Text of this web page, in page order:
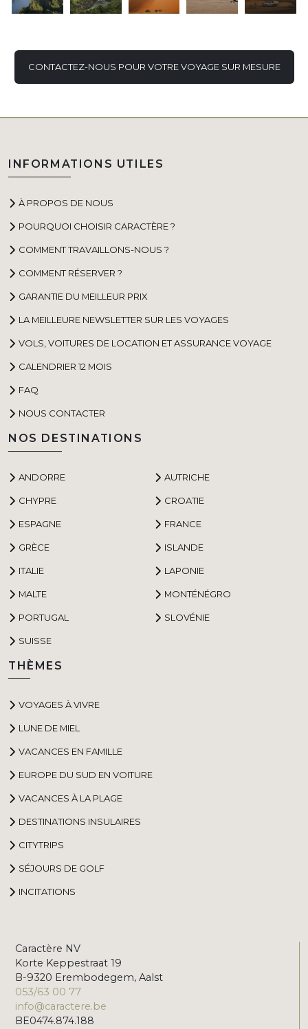
CONTACTEZ-NOUS POUR VOTRE VOYAGE SUR MESURE
INFORMATIONS UTILES
À PROPOS DE NOUS
POURQUOI CHOISIR CARACTÈRE ?
COMMENT TRAVAILLONS-NOUS ?
COMMENT RÉSERVER ?
GARANTIE DU MEILLEUR PRIX
LA MEILLEURE NEWSLETTER SUR LES VOYAGES
VOLS, VOITURES DE LOCATION ET ASSURANCE VOYAGE
CALENDRIER 12 MOIS
FAQ
NOUS CONTACTER
NOS DESTINATIONS
ANDORRE AUTRICHE
CHYPRE CROATIE
ESPAGNE FRANCE
GRÈCE ISLANDE
ITALIE LAPONIE
MALTE MONTÉNÉGRO
PORTUGAL SLOVÉNIE
SUISSE
THÈMES
VOYAGES À VIVRE
LUNE DE MIEL
VACANCES EN FAMILLE
EUROPE DU SUD EN VOITURE
VACANCES À LA PLAGE
DESTINATIONS INSULAIRES
CITYTRIPS
SÉJOURS DE GOLF
INCITATIONS
Caractère NV
Korte Keppestraat 19
B-9320 Erembodegem, Aalst
053/63 00 77
info@caractere.be
BE0474.874.188